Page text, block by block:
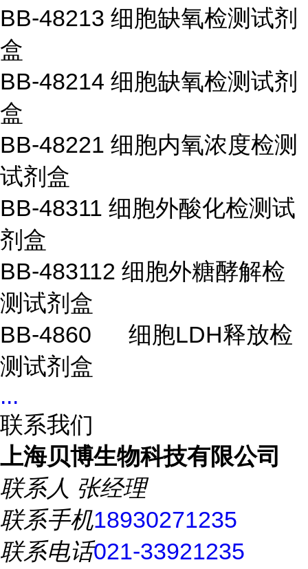
BB-48213 细胞缺氧检测试剂
盒
BB-48214 细胞缺氧检测试剂
盒
BB-48221 细胞内氧浓度检测
试剂盒
BB-48311 细胞外酸化检测试
剂盒
BB-483112 细胞外糖酵解检
测试剂盒
BB-4860
细胞LDH释放检
测试剂盒
...
联系我们
上海贝博生物科技有限公司
联系人 张经理
联系手机18930271235
联系电话021-33921235